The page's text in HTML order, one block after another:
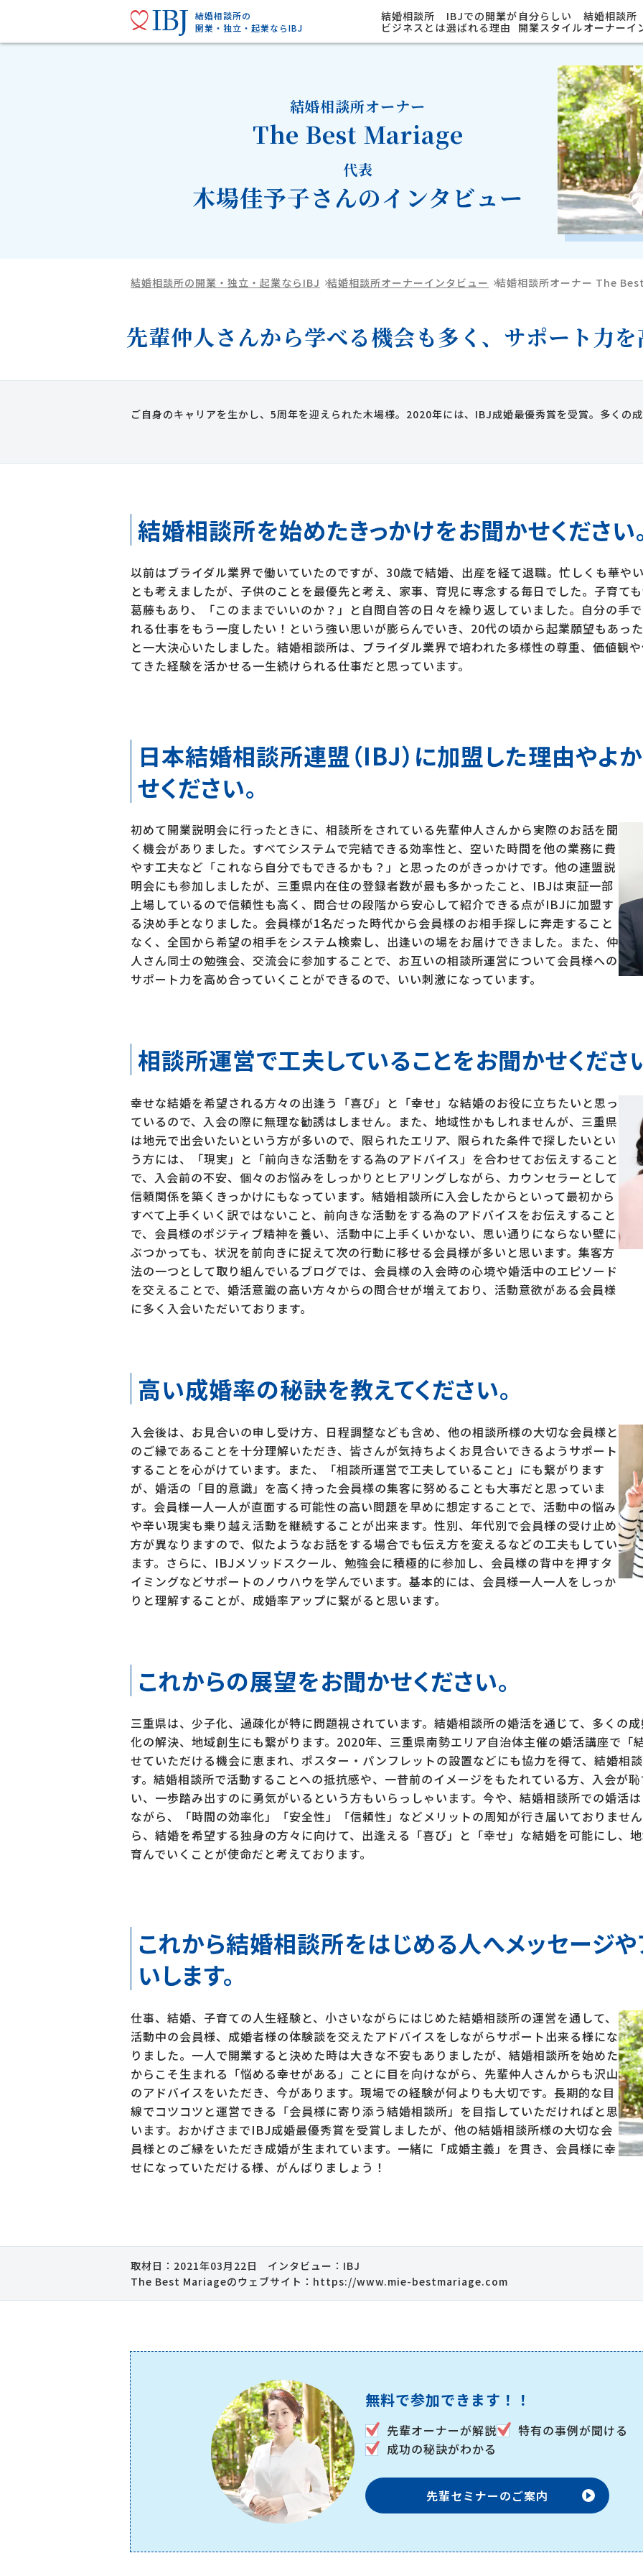
結婚相談所の
開業・独立・起業ならIBJ
結婚相談所
ビジネスとは
IBJでの開業が
選ばれる理由
自分らしい
開業スタイル
結婚相談所
オーナーイ
結婚相談所オーナー
The Best Mariage
代表
木場佳予子さんのインタビュー
結婚相談所の開業・独立・起業ならIBJ 結婚相談所オーナーインタビュー 結婚相談所オーナー The
先輩仲人さんから学べる機会も多く、サポート力
ご自身のキャリアを生かし、5周年を迎えられた木場様。2020年には、IBJ成婚最優秀賞を受賞。多くの
結婚相談所を始めたきっかけをお聞かせください
以前はブライダル業界で働いていたのですが、30歳で結婚、出産を経て退職。忙しくも華や
とも考えましたが、子供のことを最優先と考え、家事、育児に専念する毎日でした。子育て
葛藤もあり、「このままでいいのか？」と自問自答の日々を繰り返していました。自分の手
れる仕事をもう一度したい！という強い思いが膨らんでいき、20代の頃から起業願望もあっ
と一大決心いたしました。結婚相談所は、ブライダル業界で培われた多様性の尊重、価値観
てきた経験を活かせる一生続けられる仕事だと思っています。
日本結婚相談所連盟（IBJ）に加盟した理由やよ
せください。
初めて開業説明会に行ったときに、相談所をされている先輩仲人さんから実際のお話を聞
く機会がありました。すべてシステムで完結できる効率性と、空いた時間を他の業務に費
やす工夫など「これなら自分でもできるかも？」と思ったのがきっかけです。他の連盟説
明会にも参加しましたが、三重県内在住の登録者数が最も多かったこと、IBJは東証一部
上場しているので信頼性も高く、問合せの段階から安心して紹介できる点がIBJに加盟す
る決め手となりました。会員様が1名だった時代から会員様のお相手探しに奔走すること
なく、全国から希望の相手をシステム検索し、出逢いの場をお届けできました。また、仲
人さん同士の勉強会、交流会に参加することで、お互いの相談所運営について会員様への
サポート力を高め合っていくことができるので、いい刺激になっています。
相談所運営で工夫していることをお聞かせくださ
幸せな結婚を希望される方々の出逢う「喜び」と「幸せ」な結婚のお役に立ちたいと思っ
ているので、入会の際に無理な勧誘はしません。また、地域性かもしれませんが、三重県
は地元で出会いたいという方が多いので、限られたエリア、限られた条件で探したいとい
う方には、「現実」と「前向きな活動をする為のアドバイス」を合わせてお伝えすること
で、入会前の不安、個々のお悩みをしっかりとヒアリングしながら、カウンセラーとして
信頼関係を築くきっかけにもなっています。結婚相談所に入会したからといって最初から
すべて上手くいく訳ではないこと、前向きな活動をする為のアドバイスをお伝えすること
で、会員様のポジティブ精神を養い、活動中に上手くいかない、思い通りにならない壁に
ぶつかっても、状況を前向きに捉えて次の行動に移せる会員様が多いと思います。集客方
法の一つとして取り組んでいるブログでは、会員様の入会時の心境や婚活中のエピソード
を交えることで、婚活意識の高い方々からの問合せが増えており、活動意欲がある会員様
に多く入会いただいております。
高い成婚率の秘訣を教えてください。
入会後は、お見合いの申し受け方、日程調整なども含め、他の相談所様の大切な会員様と
のご縁であることを十分理解いただき、皆さんが気持ちよくお見合いできるようサポート
することを心がけています。また、「相談所運営で工夫していること」にも繋がります
が、婚活の「目的意識」を高く持った会員様の集客に努めることも大事だと思っていま
す。会員様一人一人が直面する可能性の高い問題を早めに想定することで、活動中の悩み
や辛い現実も乗り越え活動を継続することが出来ます。性別、年代別で会員様の受け止め
方が異なりますので、似たようなお話をする場合でも伝え方を変えるなどの工夫もしてい
ます。さらに、IBJメソッドスクール、勉強会に積極的に参加し、会員様の背中を押すタ
イミングなどサポートのノウハウを学んでいます。基本的には、会員様一人一人をしっか
りと理解することが、成婚率アップに繋がると思います。
これからの展望をお聞かせください。
三重県は、少子化、過疎化が特に問題視されています。結婚相談所の婚活を通じて、多くの
化の解決、地域創生にも繋がります。2020年、三重県南勢エリア自治体主催の婚活講座で「
せていただける機会に恵まれ、ポスター・パンフレットの設置などにも協力を得て、結婚相
す。結婚相談所で活動することへの抵抗感や、一昔前のイメージをもたれている方、入会が
い、一歩踏み出すのに勇気がいるという方もいらっしゃいます。今や、結婚相談所での婚活
ながら、「時間の効率化」「安全性」「信頼性」などメリットの周知が行き届いておりませ
ら、結婚を希望する独身の方々に向けて、出逢える「喜び」と「幸せ」な結婚を可能にし、
育んでいくことが使命だと考えております。
これから結婚相談所をはじめる人へメッセージ
いします。
仕事、結婚、子育ての人生経験と、小さいながらにはじめた結婚相談所の運営を通して、
活動中の会員様、成婚者様の体験談を交えたアドバイスをしながらサポート出来る様にな
りました。一人で開業すると決めた時は大きな不安もありましたが、結婚相談所を始めた
からこそ生まれる「悩める幸せがある」ことに目を向けながら、先輩仲人さんからも沢山
のアドバイスをいただき、今があります。現場での経験が何よりも大切です。長期的な目
線でコツコツと運営できる「会員様に寄り添う結婚相談所」を目指していただければと思
います。おかげさまでIBJ成婚最優秀賞を受賞しましたが、他の結婚相談所様の大切な会
員様とのご縁をいただき成婚が生まれています。一緒に「成婚主義」を貫き、会員様に幸
せになっていただける様、がんばりましょう！
取材日：2021年03月22日
インタビュー：IBJ
The Best Mariageのウェブサイト： https://www.mie-bestmariage.com
無料で参加できます！！
先輩オーナーが解説
特有の事例が聞ける
成功の秘訣がわかる
先輩セミナーのご案内